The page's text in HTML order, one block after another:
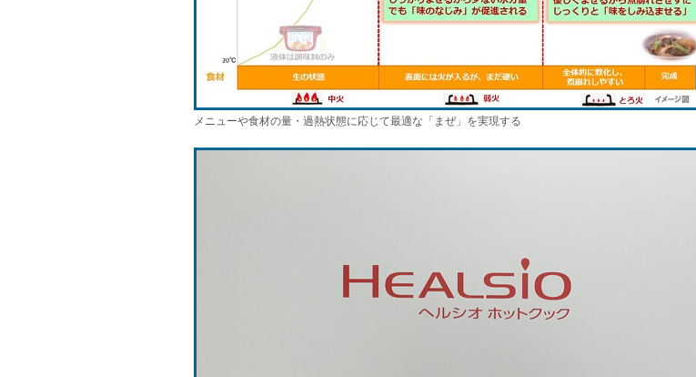
メニューや食材の量・過熱状態に応じて最適な「まぜ」を実現する